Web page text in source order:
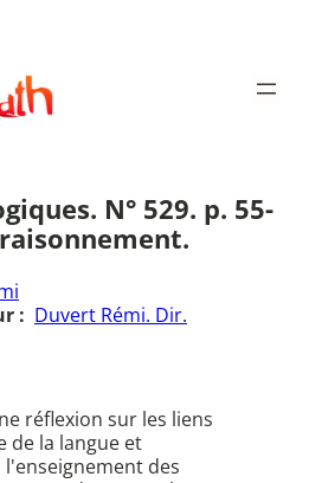
N° 529. p. 55-
: Duvert Rémi. Dir.
réflexion sur les liens
de la langue et
des